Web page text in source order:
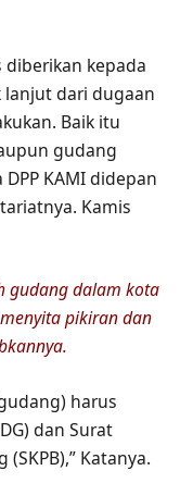
diberikan kepada
lanjut dari dugaan
Baik itu
gudang
KAMI didepan
Kamis
gudang dalam kota
pikiran dan
harus
dan Surat
Katanya.